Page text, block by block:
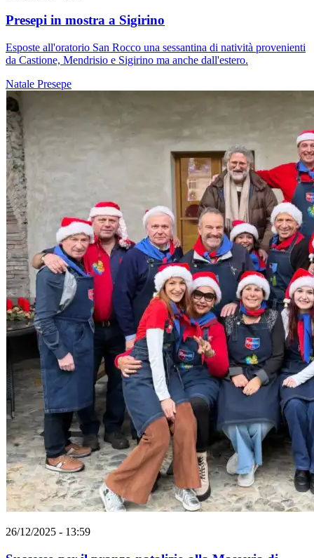
Presepi in mostra a Sigirino
Esposte all'oratorio San Rocco una sessantina di natività provenienti
da Castione, Mendrisio e Sigirino ma anche dall'estero.
Natale Presepe
26/12/2025 - 13:59